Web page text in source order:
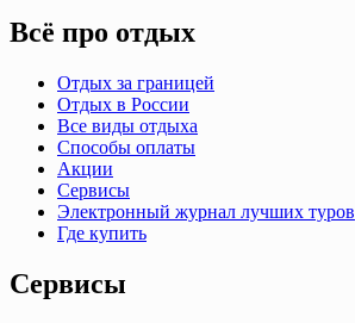
Всё про отдых
Отдых за границей
Отдых в России
Все виды отдыха
Способы оплаты
Акции
Сервисы
Электронный журнал лучших туров
Где купить
Сервисы